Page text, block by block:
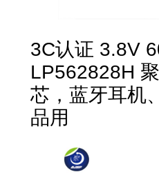
3C认证 3.8V
LP562828H
芯，蓝牙耳机
品用